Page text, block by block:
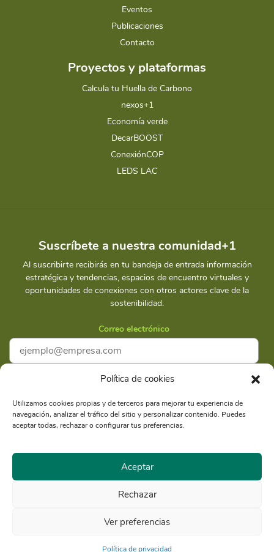
Política de cookies
Utilizamos cookies propias y de terceros para mejorar tu experiencia de
navegación, analizar el tráfico del sitio y personalizar contenido. Puedes
aceptar todas, rechazar o configurar tus preferencias.
Aceptar
Rechazar
Ver preferencias
Política de privacidad
Eventos
Publicaciones
Contacto
Proyectos y plataformas
Calcula tu Huella de Carbono
nexos+1
Economía verde
DecarBOOST
ConexiónCOP
LEDS LAC
Suscríbete a nuestra comunidad+1
Al suscribirte recibirás en tu bandeja de entrada información
estratégica y tendencias, espacios de encuentro virtuales y
oportunidades de conexiones con otros actores clave de la
sostenibilidad.
Correo electrónico
Suscríbete
Razón Social: Libélula Comunicación Ambiente y
Comunicación |Política de privacidad